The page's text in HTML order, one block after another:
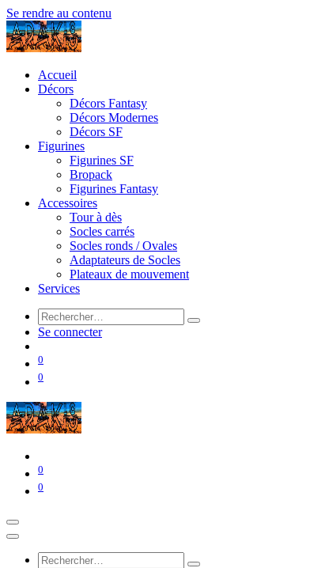
Se rendre au contenu
Accueil
Décors
Décors Fantasy
Décors Modernes
Décors SF
Figurines
Figurines SF
Bropack
Figurines Fantasy
Accessoires
Tour à dès
Socles carrés
Socles ronds / Ovales
Adaptateurs de Socles
Plateaux de mouvement
Services
Se connecter
0
0
0
0